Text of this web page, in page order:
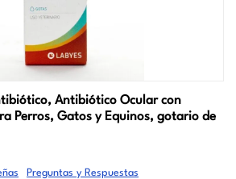
Antibiótico Ocular con
Perros, Gatos y Equinos, gotario de
Preguntas y Respuestas